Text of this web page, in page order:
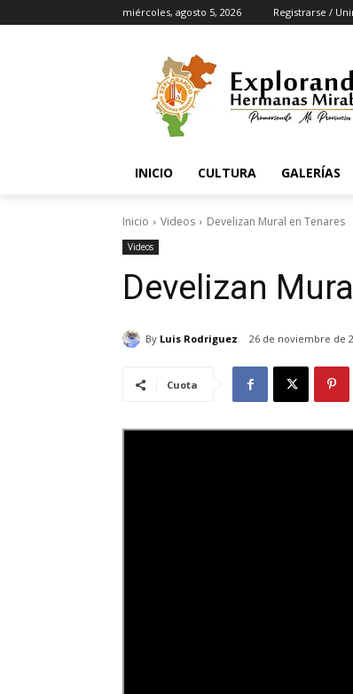
miércoles, agosto 5, 2026 Registrarse /
INICIO CULTURA GALERÍAS
Inicio Videos Develizan Mural en Tenares
Videos
Develizan
By Luis Rodriguez 26 de noviembre de
Cuota